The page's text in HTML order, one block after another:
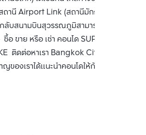
านี Airport Link (สถานีมักกะสัน) สำหรับ
บสนามบินสุวรรณภูมิสามารถใช้บริการได้
อ ขาย หรือ เช่า คอนโด SUPALAI
ติดต่อหาเรา Bangkok CitiSmart ได้
ของเราได้แนะนำคอนโดให้กับท่าน